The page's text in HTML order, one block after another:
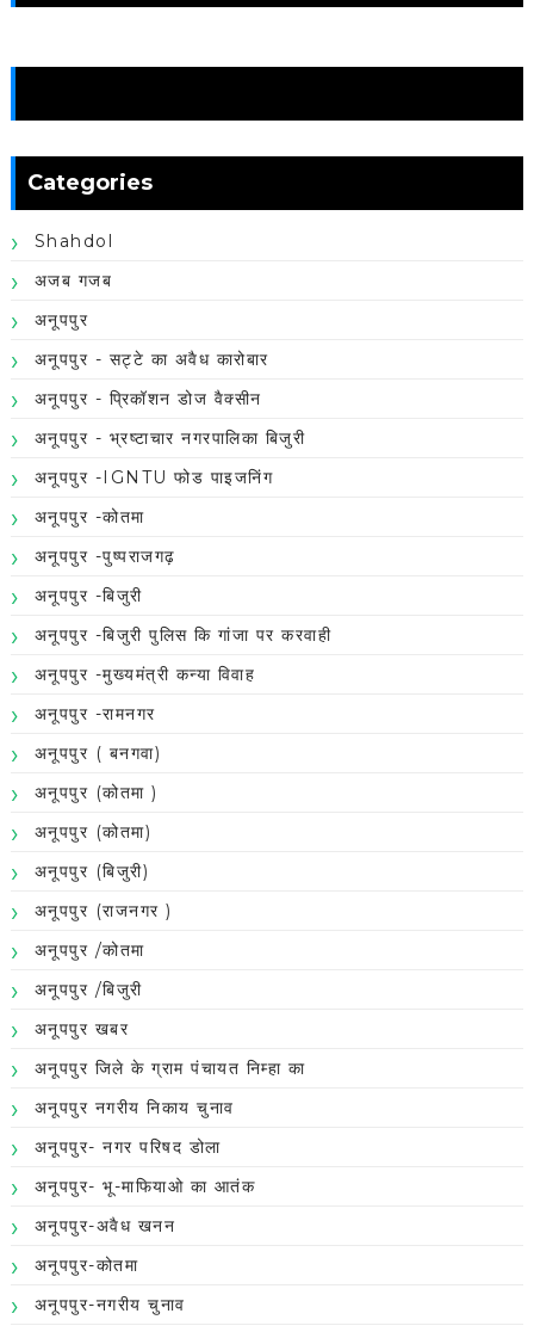
Categories
Shahdol
अजब गजब
अनूपपुर
अनूपपुर - सट्टे का अवैध कारोबार
अनूपपुर - प्रिकॉशन डोज वैक्सीन
अनूपपुर - भ्रष्टाचार नगरपालिका बिजुरी
अनूपपुर -IGNTU फोड पाइजनिंग
अनूपपुर -कोतमा
अनूपपुर -पुष्पराजगढ़
अनूपपुर -बिजुरी
अनूपपुर -बिजुरी पुलिस कि गांजा पर करवाही
अनूपपुर -मुख्यमंत्री कन्या विवाह
अनूपपुर -रामनगर
अनूपपुर ( बनगवा)
अनूपपुर (कोतमा )
अनूपपुर (कोतमा)
अनूपपुर (बिजुरी)
अनूपपुर (राजनगर )
अनूपपुर /कोतमा
अनूपपुर /बिजुरी
अनूपपुर खबर
अनूपपुर जिले के ग्राम पंचायत निम्हा का
अनूपपुर नगरीय निकाय चुनाव
अनूपपुर- नगर परिषद डोला
अनूपपुर- भू-माफियाओ का आतंक
अनूपपुर-अवैध खनन
अनूपपुर-कोतमा
अनूपपुर-नगरीय चुनाव